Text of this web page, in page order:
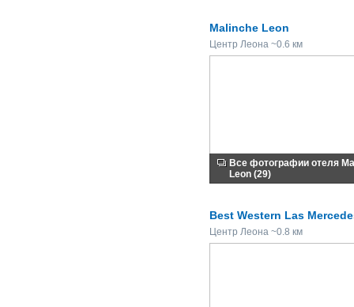
Malinche Leon
Центр Леона ~0.6 км
Все фотографии отеля
Leon (29)
Best Western Las
Центр Леона ~0.8 км